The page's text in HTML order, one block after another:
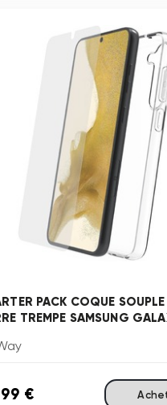
PACK COQUE
TREMPE SAMSUNG
€